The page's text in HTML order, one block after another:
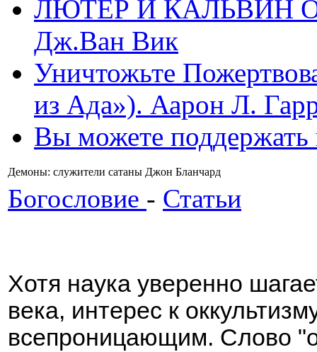
ЛЮТЕР И КАЛЬВИН
Дж.Ван Вик
Уничтожьте
из Ада»). Аарон Л.
Вы можете
Демоны: служители сатаны Джон Бланчард
Богословие - Статьи
Хотя наука уверенно
века, интерес к
всепроницающим. Слово